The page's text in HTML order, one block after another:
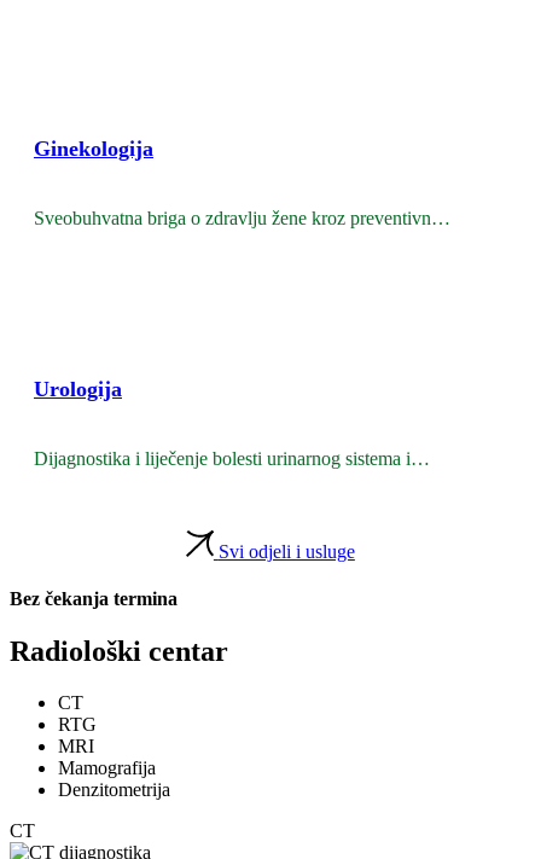
Ginekologija
Sveobuhvatna briga o zdravlju žene kroz preventivne i
Urologija
Dijagnostika i liječenje bolesti urinarnog sistema i
Svi odjeli i usluge
Bez čekanja termina
Radiološki centar
CT
RTG
MRI
Mamografija
Denzitometrija
CT